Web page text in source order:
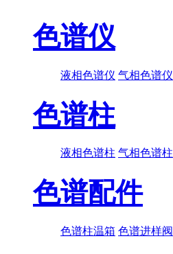
色谱仪
液相色谱仪 气相色谱仪
色谱柱
液相色谱柱 气相色谱柱
色谱配件
色谱柱温箱 色谱进样阀